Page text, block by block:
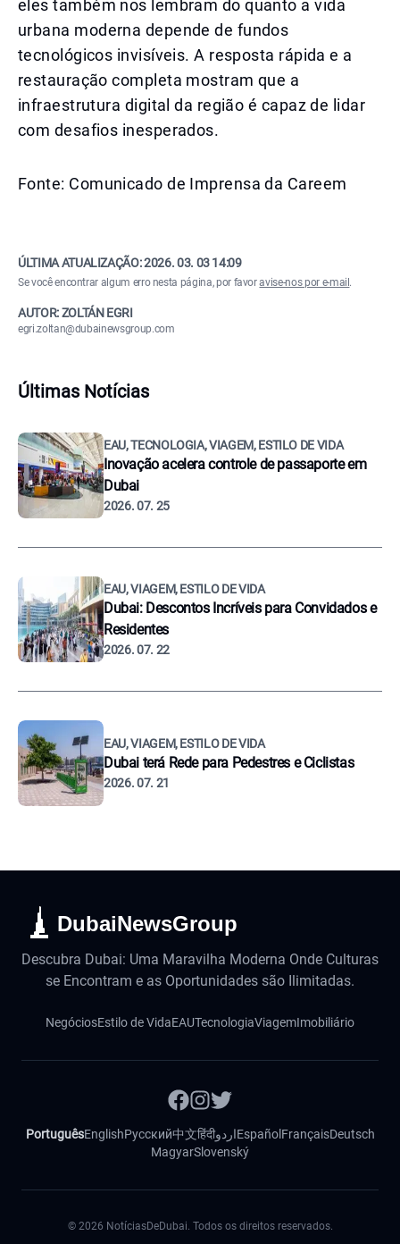
eles também nos lembram do quanto a vida
urbana moderna depende de fundos
tecnológicos invisíveis. A resposta rápida e a
restauração completa mostram que a
infraestrutura digital da região é capaz de lidar
com desafios inesperados.
Fonte: Comunicado de Imprensa da Careem
ÚLTIMA ATUALIZAÇÃO:2026. 03. 03 14:09
Se você encontrar algum erro nesta página, por favoravise-nos por e-mail .
AUTOR: ZOLTÁN EGRI
egri.zoltan@dubainewsgroup.com
Últimas Notícias
EAU, TECNOLOGIA, VIAGEM, ESTILO DE VIDA
Inovação acelera controle de passaporte em
Dubai
2026. 07. 25
EAU, VIAGEM, ESTILO DE VIDA
Dubai: Descontos Incríveis para Convidados e
Residentes
2026. 07. 22
EAU, VIAGEM, ESTILO DE VIDA
Dubai terá Rede para Pedestres e Ciclistas
2026. 07. 21
DubaiNewsGroup
Descubra Dubai: Uma Maravilha Moderna Onde Culturas
se Encontram e as Oportunidades são Ilimitadas.
NegóciosEstilo de VidaEAUTecnologiaViagemImobiliário
PortuguêsEnglishРусский中文हिंदीاردوEspañol FrançaisDeutsch
MagyarSlovenský
© 2026 NotíciasDeDubai. Todos os direitos reservados.